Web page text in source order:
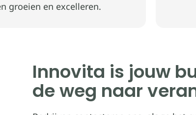
groeien en excelleren.
Innovita is jouw
de weg naar